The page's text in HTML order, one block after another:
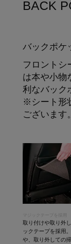
BACK
バックポケ
フロントシ
は本や小物
利なバック
※シート形
ございます。
マジックテープを採用
取り付けや取り外
ックテープを採用
や、取り外しての